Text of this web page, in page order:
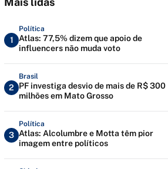
1
Política
Atlas: 77,5% dizem que apoio de
influencers não muda voto
2
Brasil
PF investiga desvio de mais de R$ 300
milhões em Mato Grosso
3
Política
Atlas: Alcolumbre e Motta têm pior
imagem entre políticos